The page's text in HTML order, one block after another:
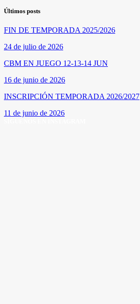
Últimos posts
FIN DE TEMPORADA 2025/2026
24 de julio de 2026
CBM EN JUEGO 12-13-14 JUN
16 de junio de 2026
INSCRIPCIÓN TEMPORADA 2026/2027
11 de junio de 2026